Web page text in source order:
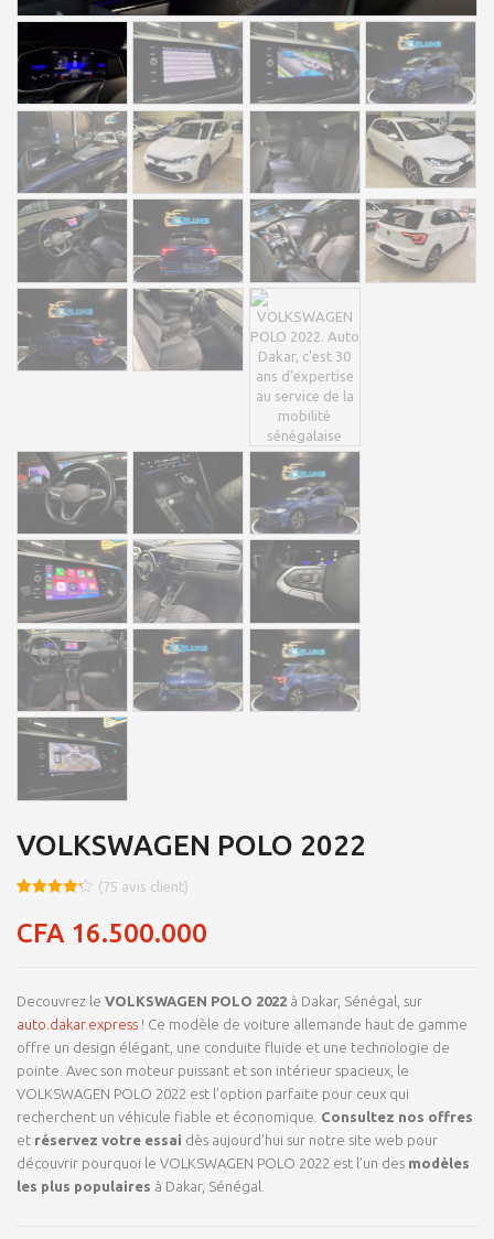
VOLKSWAGEN POLO 2022
sur 5
basé
notations
(75 avis client)
CFA 16.500.000
Decouvrez le VOLKSWAGEN POLO 2022 à Dakar, Sénégal, sur
auto.dakar.express ! Ce modèle de voiture allemande haut de gamme
offre un design élégant, une conduite fluide et une technologie de
pointe. Avec son moteur puissant et son intérieur spacieux, le
VOLKSWAGEN POLO 2022 est l’option parfaite pour ceux qui
recherchent un véhicule fiable et économique. Consultez nos offres
et réservez votre essai dès aujourd’hui sur notre site web pour
découvrir pourquoi le VOLKSWAGEN POLO 2022 est l’un des modèles
les plus populaires à Dakar, Sénégal.